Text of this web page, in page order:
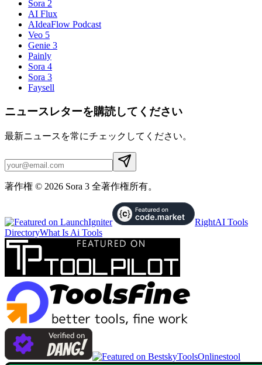
Sora 2
AI Flux
AIdeaFlow Podcast
Veo 5
Genie 3
Painly
Sora 4
Sora 3
Faysell
ニュースレターを購読してください
最新ニュースを常にチェックしてください。
著作権 © 2026 Sora 3 全著作権所有。
RightAI Tools
DirectoryWhat Is Ai Tools
Onlinestool